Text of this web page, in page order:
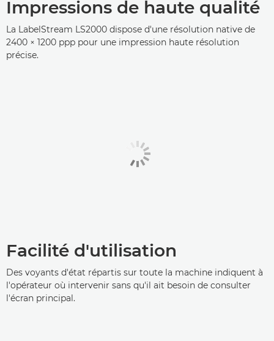
Impressions de haute qualité
La LabelStream LS2000 dispose d'une résolution native de
2400 × 1200 ppp pour une impression haute résolution
précise.
Facilité d'utilisation
Des voyants d'état répartis sur toute la machine indiquent à
l'opérateur où intervenir sans qu'il ait besoin de consulter
l'écran principal.